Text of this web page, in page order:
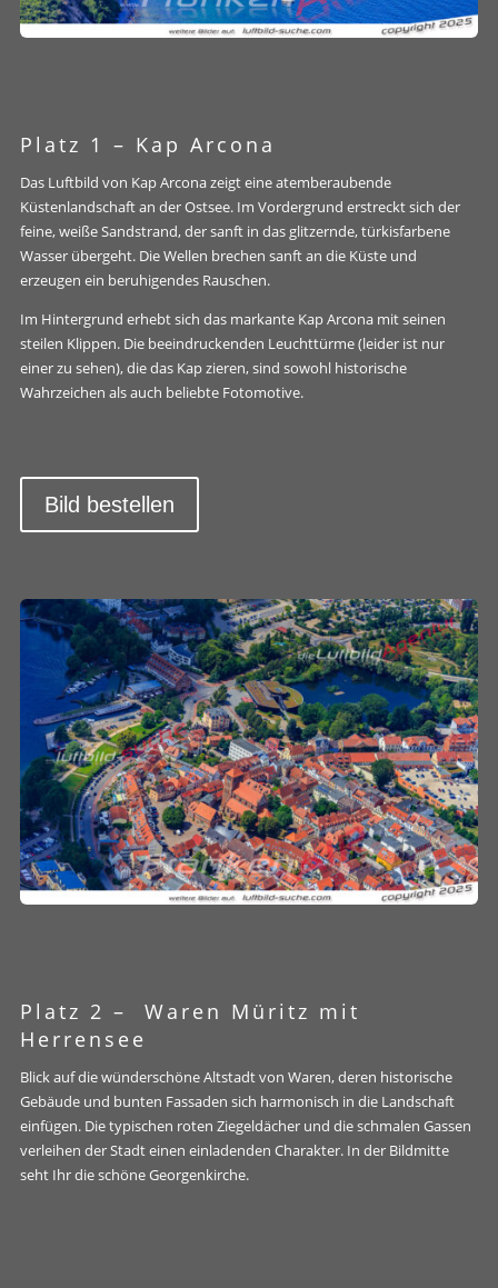
Platz 1 – Kap Arcona
Das Luftbild von Kap Arcona zeigt eine atemberaubende
Küstenlandschaft an der Ostsee. Im Vordergrund erstreckt sich der
feine, weiße Sandstrand, der sanft in das glitzernde, türkisfarbene
Wasser übergeht. Die Wellen brechen sanft an die Küste und
erzeugen ein beruhigendes Rauschen.
Im Hintergrund erhebt sich das markante Kap Arcona mit seinen
steilen Klippen. Die beeindruckenden Leuchttürme (leider ist nur
einer zu sehen), die das Kap zieren, sind sowohl historische
Wahrzeichen als auch beliebte Fotomotive.
Bild bestellen
Platz 2 – Waren Müritz mit
Herrensee
Blick auf die wünderschöne Altstadt von Waren, deren historische
Gebäude und bunten Fassaden sich harmonisch in die Landschaft
einfügen. Die typischen roten Ziegeldächer und die schmalen Gassen
verleihen der Stadt einen einladenden Charakter. In der Bildmitte
seht Ihr die schöne Georgenkirche.